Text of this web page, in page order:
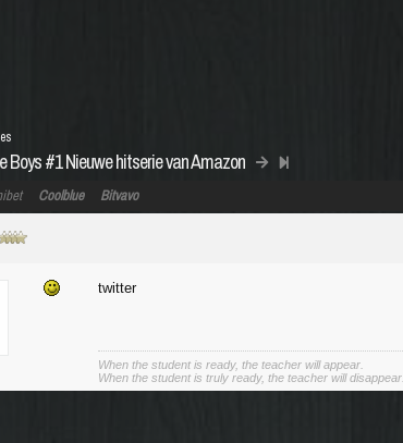
Boys #1 Nieuwe hitserie van Amazon
Coolblue Bitvavo
twitter
When the student is ready, the teacher will appear.
When the student is truly ready, the teacher will disappear.